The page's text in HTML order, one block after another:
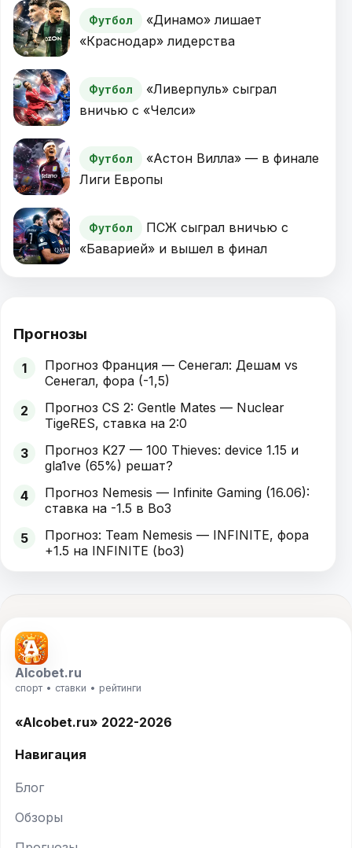
Футбол
«Динамо» лишает
«Краснодар» лидерства
Футбол
«Ливерпуль» сыграл
вничью с «Челси»
Футбол
«Астон Вилла» — в финале
Лиги Европы
Футбол
ПСЖ сыграл вничью с
«Баварией» и вышел в финал
Прогнозы
1
Прогноз Франция — Сенегал: Дешам vs
Сенегал, фора (-1,5)
2
Прогноз CS 2: Gentle Mates — Nuclear
TigeRES, ставка на 2:0
3
Прогноз K27 — 100 Thieves: device 1.15 и
gla1ve (65%) решат?
4
Прогноз Nemesis — Infinite Gaming (16.06):
ставка на -1.5 в Bo3
5
Прогноз: Team Nemesis — INFINITE, фора
+1.5 на INFINITE (bo3)
Alcobet.ru
спорт • ставки • рейтинги
«Alcobet.ru» 2022-2026
Навигация
Блог
Обзоры